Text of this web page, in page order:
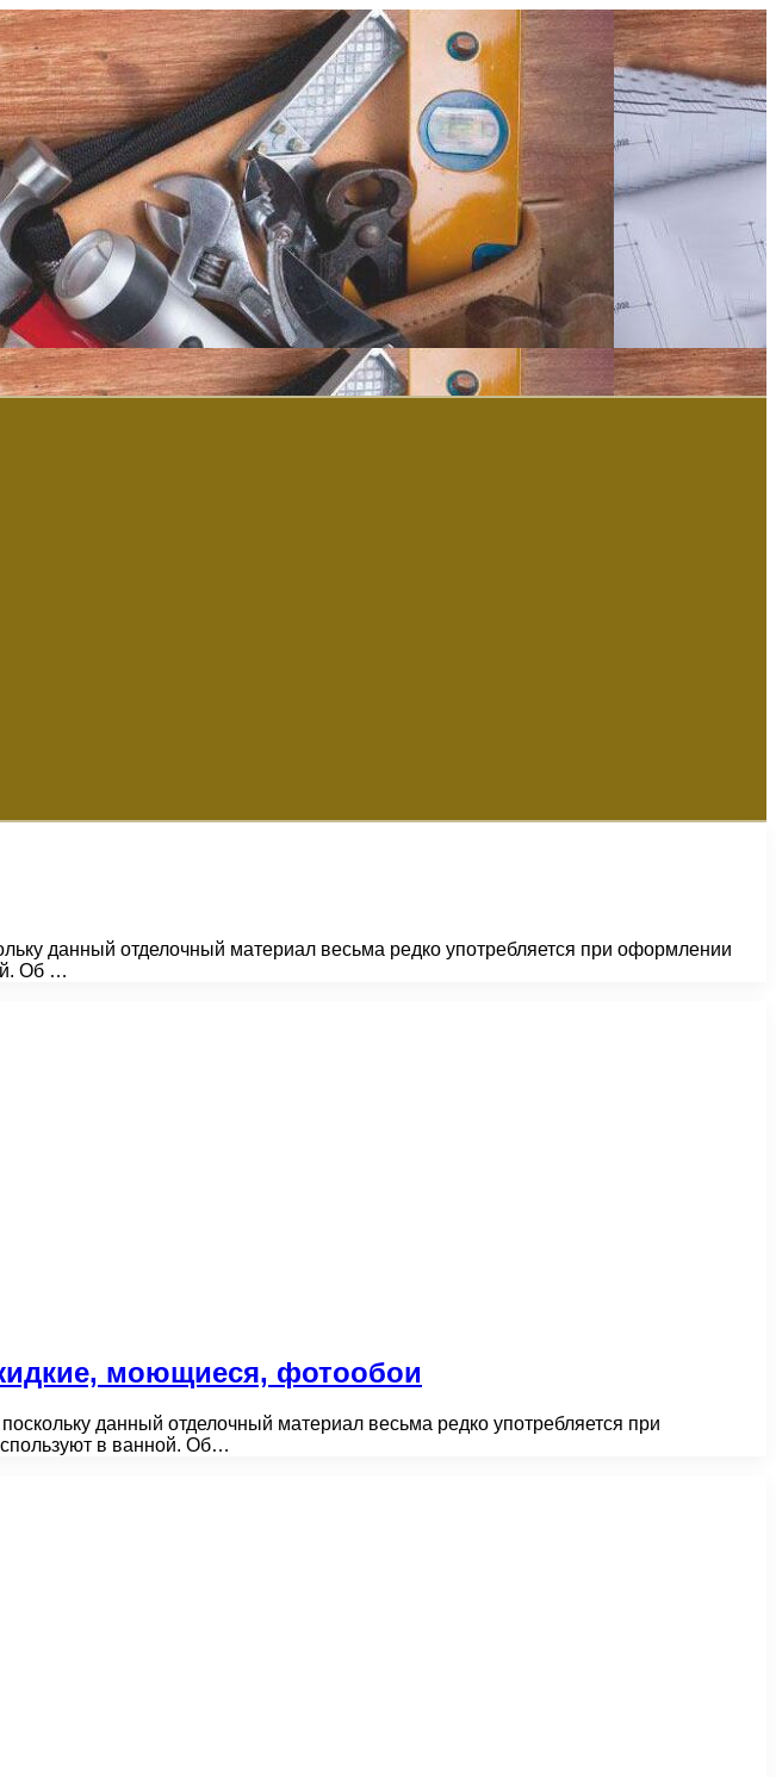
данный отделочный материал весьма редко употребляется при оформлении
Об …
моющиеся, фотообои
данный отделочный материал весьма редко употребляется при
в ванной. Об…